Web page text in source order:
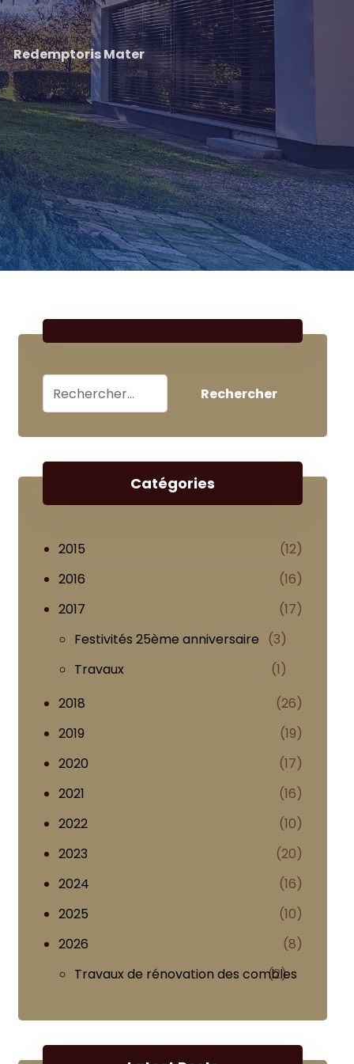
Redemptoris Mater
Catégories
2015
(12)
2016
(16)
2017
(17)
Festivités 25ème anniversaire
(3)
Travaux
(1)
2018
(26)
2019
(19)
2020
(17)
2021
(16)
2022
(10)
2023
(20)
2024
(16)
2025
(10)
2026
(8)
Travaux de rénovation des combles
(2)